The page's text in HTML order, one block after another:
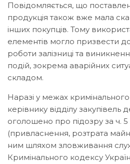
Повідомляється, що
продукція також вже мала
інших покупців. Тому
елементів могло призвести до
роботи залізниці та
подій, зокрема аварійних
складом.
Наразі у межах
керівнику відділу
оголошено про підозру за ч. 5
(привласнення, розтрата
ним шляхом зловживання
Кримінального кодексу